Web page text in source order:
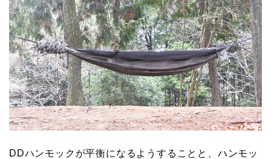
DDハンモックが平衡になるようすることと、ハンモッ